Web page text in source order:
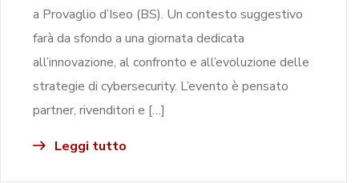
a Provaglio d’Iseo (BS). Un contesto suggestivo
farà da sfondo a una giornata dedicata
all’innovazione, al confronto e all’evoluzione delle
strategie di cybersecurity. L’evento è pensato
partner, rivenditori e […]
Leggi tutto